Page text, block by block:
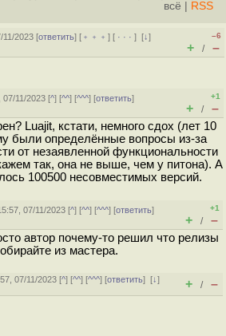
всё
RSS
11/2023 [ответить] [ ﹢﹢﹢] [ · · ·][↓]
–6
+ / –
07/11/2023 [^] [^^] [^^^] [ответить]
+1
+ / –
Luajit, кстати, немного сдох (лет 10
были определённые вопросы из-за
от незаявленной функциональности
так, она не выше, чем у питона). А
100500 несовместимых версий.
07/11/2023 [^] [^^] [^^^] [ответить]
+1
+ / –
автор почему-то решил что релизы
из мастера.
07/11/2023 [^] [^^] [^^^] [ответить][↓]
+ / –